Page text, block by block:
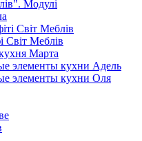
Модулі
Світ Меблів
Світ Меблів
Марта
элементы кухни Адель
элементы кухни Оля